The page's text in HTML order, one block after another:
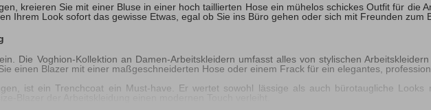
kreieren Sie mit einer Bluse in einer hoch taillierten Hose ein mühelos schickes Outfit für die
Ihrem Look sofort das gewisse Etwas, egal ob Sie ins Büro gehen oder sich mit Freunden zum
Die Voghion-Kollektion an Damen-Arbeitskleidern umfasst alles von stylischen
einen Blazer mit einer maßgeschneiderten Hose oder einem Frack für ein elegantes,
ist ein Trenchcoat ein Must-have. Er wertet sowohl lässige als auch bürotaugliche